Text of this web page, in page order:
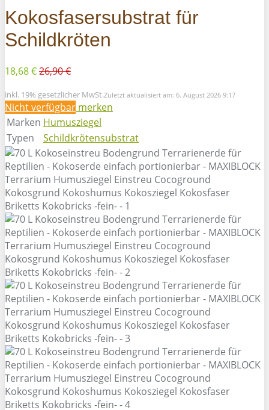
Kokosfasersubstrat für
Schildkröten
18,68 €26,90 €
inkl. 19% gesetzlicher MwSt.Zuletzt aktualisiert am: 6. August 2026 9:17
Nicht verfügbar merken
Marken Humusziegel
Typen
Schildkrötensubstrat